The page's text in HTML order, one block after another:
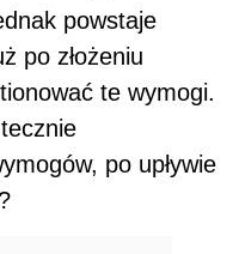
powstaje
po złożeniu
te wymogi.
po upływie